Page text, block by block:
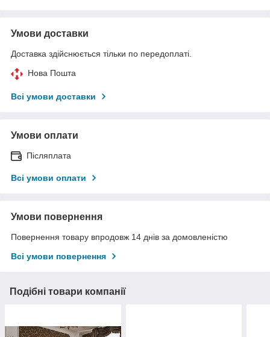
Умови доставки
Доставка здійснюється тільки по передоплаті.
Нова Пошта
Всі умови доставки
Умови оплати
Післяплата
Всі умови оплати
Умови повернення
Повернення товару впродовж 14 днів за домовленістю
Всі умови повернення
Подібні товари компанії